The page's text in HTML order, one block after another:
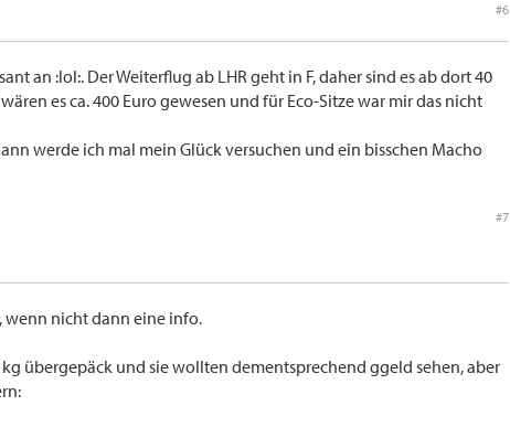
#6
an :lol:. Der Weiterflug ab LHR geht in F, daher sind es ab dort 40
wären es ca. 400 Euro gewesen und für Eco-Sitze war mir das nicht
werde ich mal mein Glück versuchen und ein bisschen Macho
#7
wenn nicht dann eine info.
übergepäck und sie wollten dementsprechend ggeld sehen, aber